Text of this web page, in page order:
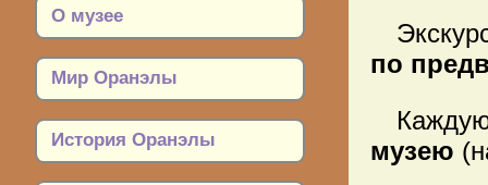
по
музею
О музее
Мир Оранэлы
История Оранэлы